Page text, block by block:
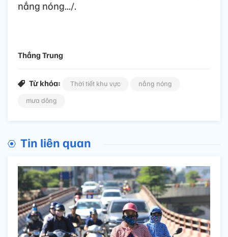
nắng nóng.../.
Thắng Trung
Từ khóa: Thời tiết khu vực
nắng nóng
mưa dông
Tin liên quan